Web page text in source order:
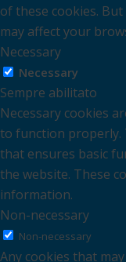
of these cookies.
may affect your
Necessary
Necessary
Sempre abilitato
Necessary cookies
to function properly.
that ensures basic
the website. These
information.
Non-necessary
Non-necessary
Any cookies that